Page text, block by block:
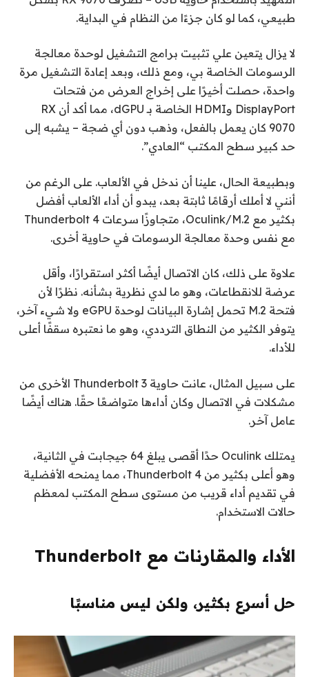
طبيعي، كما لو كان جزءًا من النظام في البداية.
لا يزال يتعين علي تثبيت برامج التشغيل لوحدة معالجة
الرسومات الخاصة بي، ومع ذلك، وبعد إعادة التشغيل مرة
واحدة، حصلت أخيرًا على إخراج العرض من فتحات
DisplayPort وHDMI الخاصة بـ dGPU، مما أكد أن RX
9070 كان يعمل بالفعل، وذهب دون أي ضجة – يشبه إلى
حد كبير سطح المكتب “العادي”.
وبطبيعة الحال، علينا أن ندخل في الألعاب. على الرغم من
أنني لا أملك أرقامًا ثابتة بعد، يبدو أن أداء الألعاب أفضل
بكثير مع Oculink/M.2، متجاوزًا سرعات Thunderbolt 4
مع نفس وحدة معالجة الرسومات في حاوية أخرى.
علاوة على ذلك، كان الاتصال أيضًا أكثر استقرارًا، وأقل
عرضة للانقطاعات، وهو ما لدي نظرية بشأنه. نظرًا لأن
فتحة M.2 تحمل إشارة البيانات لوحدة eGPU ولا شيء آخر،
يتوفر الكثير من النطاق الترددي، وهو ما نعتبره سقفًا أعلى
للأداء.
على سبيل المثال، عانت حاوية Thunderbolt 3 الأخرى من
مشكلات في الاتصال وكان أداءها متواضعًا حقًا. هناك أيضًا
عامل آخر.
يمتلك Oculink حدًا أقصى يبلغ 64 جيجابت في الثانية،
وهو أعلى بكثير من Thunderbolt 4، مما يمنحه الأفضلية
في تقديم أداء قريب من مستوى سطح المكتب لمعظم
حالات الاستخدام.
الأداء والمقارنات مع Thunderbolt
حل أسرع بكثير، ولكن ليس مناسبًا